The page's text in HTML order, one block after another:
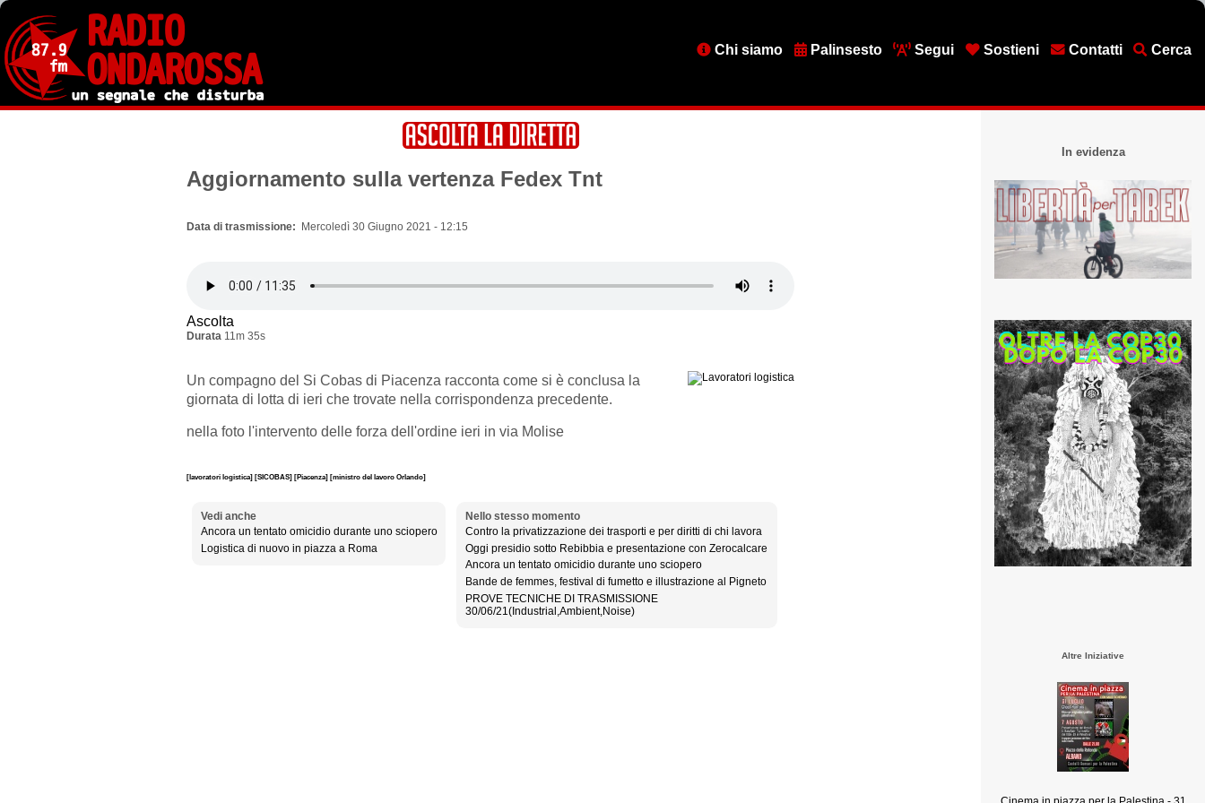
Salta
contenuto
principale
MenuChi siamo Palinsesto Segui Sostieni Contatti Cerca
Aggiornamento sulla vertenza Fedex Tnt
Data di trasmissione Mercoledì 30 Giugno 2021 - 12:15
Ascolta
Durata 11m 35s
Un compagno del Si Cobas di Piacenza racconta come si è conclusa la
giornata di lotta di ieri che trovate nella corrispondenza precedente.
nella foto l'intervento delle forza dell'ordine ieri in via Molise
[lavoratori logistica] [SICOBAS] [Piacenza] [ministro del lavoro Orlando]
Vedi anche
Ancora un tentato omicidio durante uno sciopero
Logistica di nuovo in piazza a Roma
Nello stesso momento
Contro la privatizzazione dei trasporti e per diritti di chi lavora
Oggi presidio sotto Rebibbia e presentazione con Zerocalcare
Ancora un tentato omicidio durante uno sciopero
Bande de femmes, festival di fumetto e illustrazione al Pigneto
PROVE TECNICHE DI TRASMISSIONE
30/06/21(Industrial,Ambient,Noise)
In evidenza
Altre Iniziative